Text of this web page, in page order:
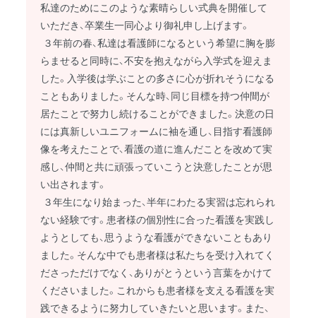
私達のためにこのような素晴らしい式典を開催して
いただき、卒業生一同心より御礼申し上げます。
３年前の春、私達は看護師になるという希望に胸を膨
らませると同時に、不安を抱えながら入学式を迎えま
した。入学後は学ぶことの多さに心が折れそうになる
こともありました。そんな時、同じ目標を持つ仲間が
居たことで努力し続けることができました。決意の日
には真新しいユニフォームに袖を通し、目指す看護師
像を考えたことで、看護の道に進んだことを改めて実
感し、仲間と共に頑張っていこうと決意したことが思
い出されます。
３年生になり始まった、半年にわたる実習は忘れられ
ない経験です。患者様の個別性に合った看護を実践し
ようとしても、思うような看護ができないこともあり
ました。そんな中でも患者様は私たちを受け入れてく
ださっただけでなく、ありがとうという言葉をかけて
くださいました。これからも患者様を支える看護を実
践できるように努力していきたいと思います。また、